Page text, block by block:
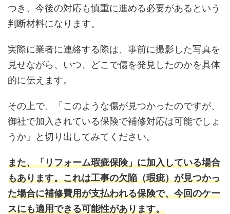
つき、今後の対応も慎重に進める必要があるという
判断材料になります。
実際に業者に連絡する際は、事前に撮影した写真を
見せながら、いつ、どこで傷を発見したのかを具体
的に伝えます。
その上で、「このような傷が見つかったのですが、
御社で加入されている保険で補修対応は可能でしょ
うか」と切り出してみてください。
また、「リフォーム瑕疵保険」に加入している場合
もあります。これは工事の欠陥（瑕疵）が見つかっ
た場合に補修費用が支払われる保険で、今回のケー
スにも適用できる可能性があります。